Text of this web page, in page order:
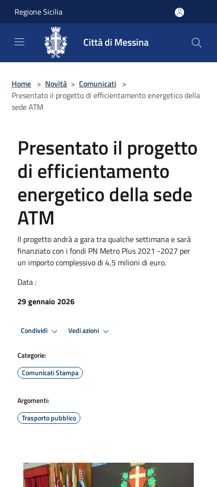
Regione Sicilia
Città di Messina
Home > Novità > Comunicati >
Presentato il progetto di efficientamento energetico della
sede ATM
Presentato il progetto
di efficientamento
energetico della sede
ATM
Il progetto andrà a gara tra qualche settimana e sarà
finanziato con i fondi PN Metro Plus 2021 -2027 per
un importo complessivo di 4,5 milioni di euro.
Data :
29 gennaio 2026
Condividi Vedi azioni
Categorie:
Comunicati Stampa
Argomenti:
Trasporto pubblico